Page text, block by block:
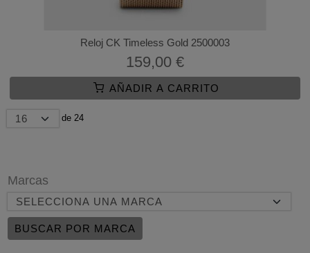
Marcas
Reloj CK Timeless Gold 2500003
159,00 €
AÑADIR A CARRITO
de 24